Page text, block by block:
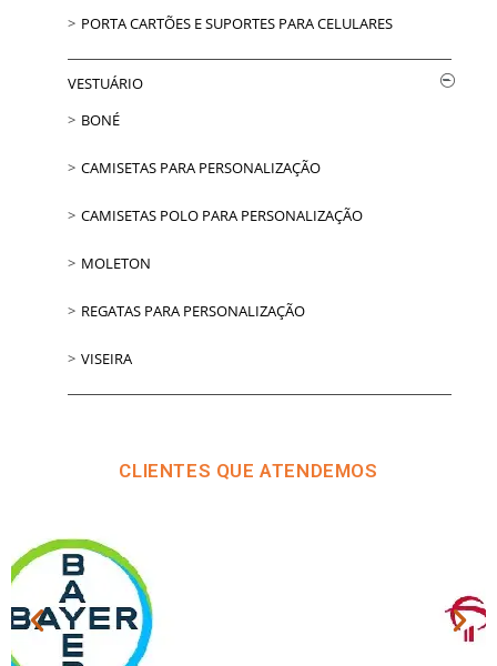
PORTA CARTÕES E SUPORTES PARA CELULARES
VESTUÁRIO
BONÉ
CAMISETAS PARA PERSONALIZAÇÃO
CAMISETAS POLO PARA PERSONALIZAÇÃO
MOLETON
REGATAS PARA PERSONALIZAÇÃO
VISEIRA
CLIENTES QUE ATENDEMOS